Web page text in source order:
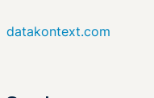
datakontext.com